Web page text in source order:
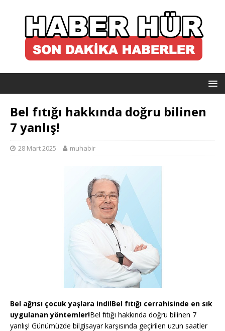
Bel fıtığı hakkında doğru bilinen
7 yanlış!
28 Mart 2025 muhabir
Bel ağrısı çocuk yaşlara indi!Bel fıtığı cerrahisinde en sık
uygulanan yöntemler!Bel fıtığı hakkında doğru bilinen 7
yanlış! Günümüzde bilgisayar karşısında geçirilen uzun saatler